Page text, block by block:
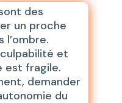
des
un proche
l’ombre.
et
est fragile.
demander
du